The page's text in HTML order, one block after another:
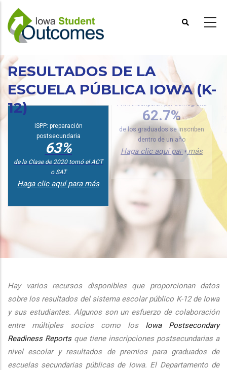
Pasar
contenido
principal
actions
RESULTADOS DE LA
ESCUELA PÚBLICA IOWA (K-
12)
ISPP: preparación
postsecundaria
63%
de la Clase de 2020 tomó el ACT
o SAT
Haga clic aquí para más
PRR: inscripción por demografía
62.7%
de los graduados se inscriben
dentro de un año
Haga clic aquí para más
Hay varios recursos disponibles que proporcionan datos
sobre los resultados del sistema escolar público K-12 de Iowa
y sus estudiantes. Algunos son un esfuerzo de colaboración
entre múltiples socios como los Iowa Postsecondary
Readiness Reportsque tiene inscripciones postsecundarias a
nivel escolar y resultados de premios para graduados de
escuelas secundarias públicas de Iowa. El Departamento de